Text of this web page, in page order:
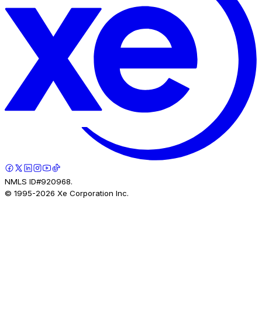
NMLS ID#920968.
© 1995-2026 Xe Corporation Inc.